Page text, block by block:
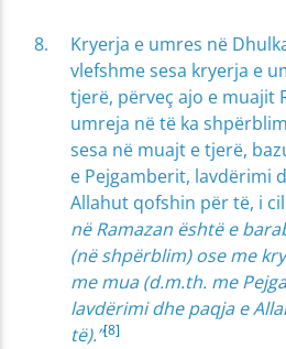
Kryerja e umres në
vlefshme sesa kryerja e
tjerë, përveç ajo e muajit
umreja në të ka
sesa në muajt e tjerë,
e Pejgamberit, lavdërimi
Allahut qofshin për të, i
në Ramazan është e
(në shpërblim) ose me
me mua (d.m.th. me
lavdërimi dhe paqja e
të).”[8]